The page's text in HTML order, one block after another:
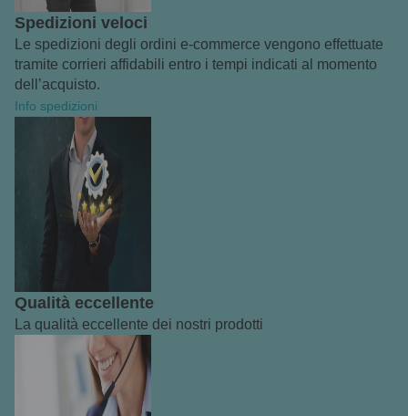
Spedizioni veloci
Le spedizioni degli ordini e-commerce vengono effettuate
tramite corrieri affidabili entro i tempi indicati al momento
dell’acquisto.
Info spedizioni
Qualità eccellente
La qualità eccellente dei nostri prodotti